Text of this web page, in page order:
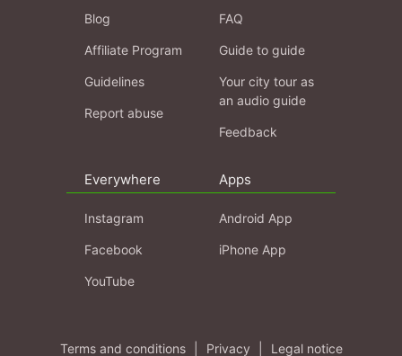
Blog
Affiliate Program
Guidelines
Report abuse
FAQ
Guide to guide
Your city tour as
an audio guide
Feedback
Everywhere
Instagram
Facebook
YouTube
Apps
Android App
iPhone App
Terms and conditions Privacy Legal notice